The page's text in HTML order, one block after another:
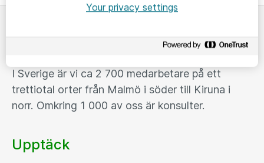
Om
I Sverige är vi ca 2 700 medarbetare på ett
trettiotal orter från Malmö i söder till Kiruna i
norr. Omkring 1 000 av oss är konsulter.
Upptäck
Your privacy settings